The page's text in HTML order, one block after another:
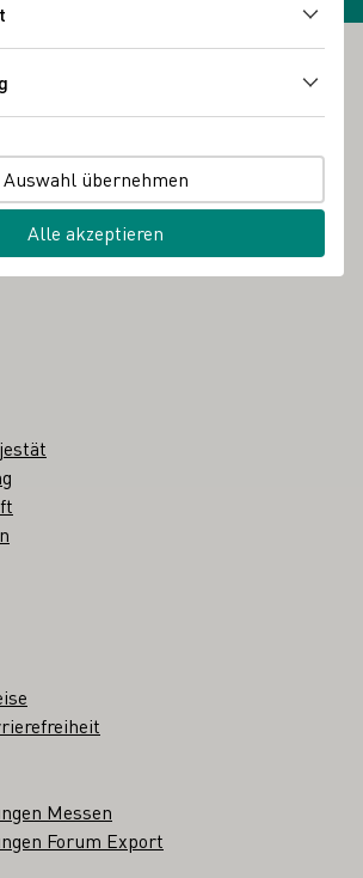
Sprache
Messen
Forum Export
Auswahl übernehmen
Alle akzeptieren